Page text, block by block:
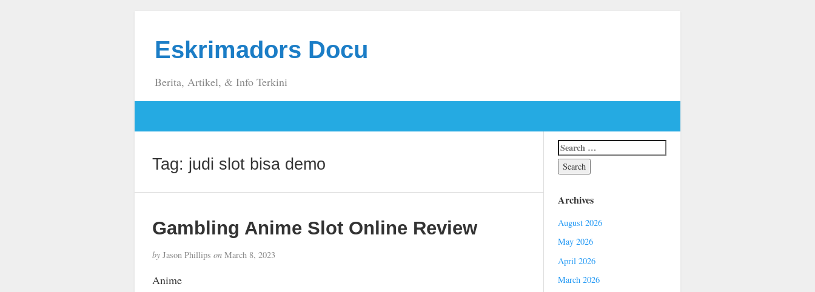
Eskrimadors Docu
Berita, Artikel, & Info Terkini
Tag: judi slot bisa demo
Gambling Anime Slot Online Review
byJason Phillips onMarch 8, 2023
Anime
Archives
August 2026
May 2026
April 2026
March 2026